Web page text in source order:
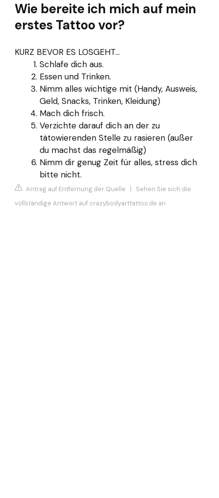
Wie bereite ich mich auf mein
erstes Tattoo vor?
KURZ BEVOR ES LOSGEHT...
Schlafe dich aus.
Essen und Trinken.
Nimm alles wichtige mit (Handy, Ausweis,
Geld, Snacks, Trinken, Kleidung)
Mach dich frisch.
Verzichte darauf dich an der zu
tätowierenden Stelle zu rasieren (außer
du machst das regelmäßig)
Nimm dir genug Zeit für alles, stress dich
bitte nicht.
Antrag auf Entfernung der Quelle | Sehen Sie sich die
vollständige Antwort auf crazybodyarttattoo.de an